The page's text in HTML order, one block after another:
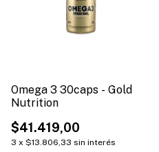
Omega 3 30caps - Gold
Nutrition
$41.419,00
3 x $13.806,33 sin interés